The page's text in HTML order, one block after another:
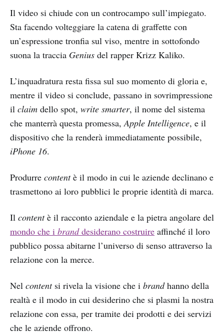
Il video si chiude con un controcampo sull’impiegato.
Sta facendo volteggiare la catena di graffette con
un’espressione tronfia sul viso, mentre in sottofondo
suona la traccia Genius del rapper Krizz Kaliko.
L’inquadratura resta fissa sul suo momento di gloria e,
mentre il video si conclude, passano in sovrimpressione
il claim dello spot, write smarter, il nome del sistema
che manterrà questa promessa,Apple Intelligence, e il
dispositivo che la renderà immediatamente possibile,
iPhone 16.
Produrre contentè il modo in cui le aziende declinano e
trasmettono ai loro pubblici le proprie identità di marca.
Il contentè il racconto aziendale e la pietra angolare del
mondo che i branddesiderano costruire affinché il loro
pubblico possa abitarne l’universo di senso attraverso la
relazione con la merce.
Nel contentsi rivela la visione che i brandhanno della
realtà e il modo in cui desiderino che si plasmi la nostra
relazione con essa, per tramite dei prodotti e dei servizi
che le aziende offrono.